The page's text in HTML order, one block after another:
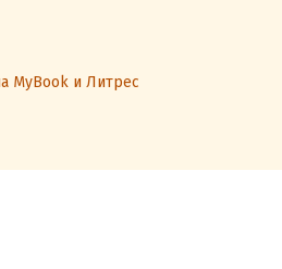
MyBook и Литрес